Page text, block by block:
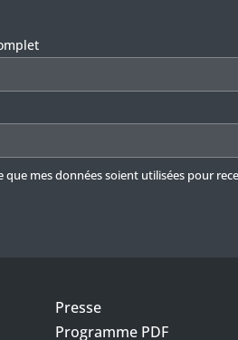
ce champ vide.
que mes données soient utilisées pour
Presse
Programme PDF